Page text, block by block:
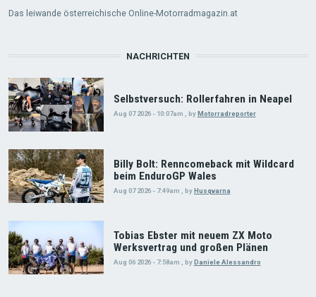
Das leiwande österreichische Online-Motorradmagazin.at
NACHRICHTEN
Selbstversuch: Rollerfahren in Neapel
Aug 07 2026 - 10:07am byMotorradreporter
Billy Bolt: Renncomeback mit Wildcard
beim EnduroGP Wales
Aug 07 2026 - 7:49am , byHusqvarna
Tobias Ebster mit neuem ZX Moto
Werksvertrag und großen Plänen
Aug 06 2026 - 7:58am byDaniele Alessandro